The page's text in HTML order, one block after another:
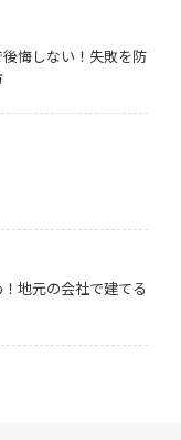
後悔しない！失敗を防
地元の会社で建てる